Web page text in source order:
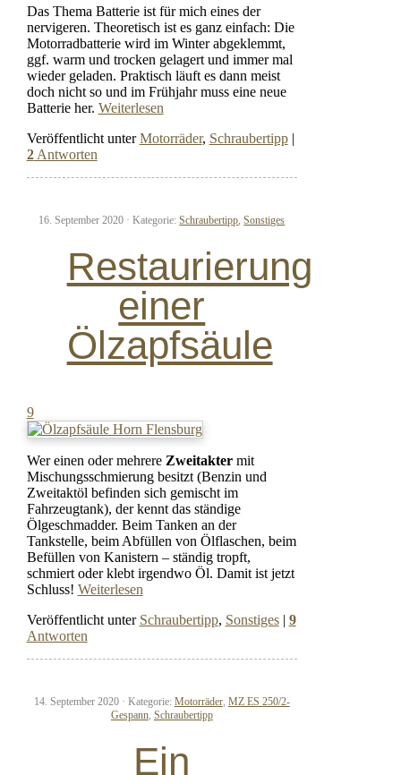
Das Thema Batterie ist für mich eines der
nervigeren. Theoretisch ist es ganz einfach: Die
Motorradbatterie wird im Winter abgeklemmt,
ggf. warm und trocken gelagert und immer mal
wieder geladen. Praktisch läuft es dann meist
doch nicht so und im Frühjahr muss eine neue
Batterie her. Weiterlesen
Veröffentlicht unter Motorräder, Schraubertipp |
2Antworten
16. September 2020 ·Kategorie:Schraubertipp,Sonstiges
Restaurierung
einer
Ölzapfsäule
9
Wer einen oder mehrere Zweitaktermit
Mischungsschmierung besitzt (Benzin und
Zweitaktöl befinden sich gemischt im
Fahrzeugtank), der kennt das ständige
Ölgeschmadder. Beim Tanken an der
Tankstelle, beim Abfüllen von Ölflaschen, beim
Befüllen von Kanistern – ständig tropft,
schmiert oder klebt irgendwo Öl. Damit ist jetzt
Schluss! Weiterlesen
Veröffentlicht unter Schraubertipp, Sonstiges | 9
Antworten
14. September 2020 · Kategorie: Motorräder, MZ ES 250/2-
Gespann, Schraubertipp
Ein